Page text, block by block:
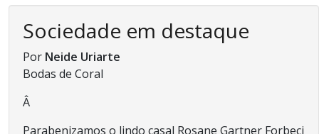
Sociedade em destaque
Por Neide Uriarte
Bodas de Coral
Â
Parabenizamos o lindo casal Rosane Gartner Forbeci